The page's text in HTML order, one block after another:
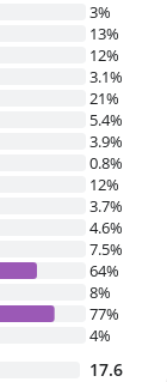
3%
13%
12%
3.1%
21%
5.4%
3.9%
0.8%
12%
3.7%
4.6%
7.5%
64%
8%
77%
4%
17.6